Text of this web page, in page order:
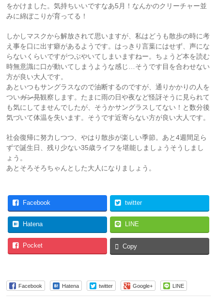
をかけました。気持ちいいですなあ5月！なんかのクリーチャー並
みに綿ぼこりが育ってる！
しかしマスクから解放されて思いますが、私はどうも散歩の時に考
え事を口に出す癖があるようです。はっきり言葉にはせず、声にな
らないくらいですがつぶやいてしまいますねー。ちょうど本を読む
時無意識に口が動いてしまうような感じ…そうです目を合わせない
方が良い大人です。
あといつもサングラスなので油断するのですが、通りかかりの人を
ついガン見観察します。たまに雨の日や夜など怪訝そうに見られて
も気にしてませんでしたが、そうかサングラスしてない！と数分後
気づいて体温を失います。そうです近寄らない方が良い大人です。
社会復帰に努力しつつ、やはり散歩が楽しい季節。あと4週間足ら
ずで誕生日、残り少ない35歳ライフを堪能しましょうそうしまし
ょう。
あとそろそろちゃんとした大人になりましょう。
Facebook twitter
Hatena LINE
Pocket Copy
Facebook Hatena twitter Google+ LINE